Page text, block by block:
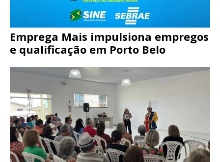
Emprega Mais impulsiona empregos
e qualificação em Porto Belo